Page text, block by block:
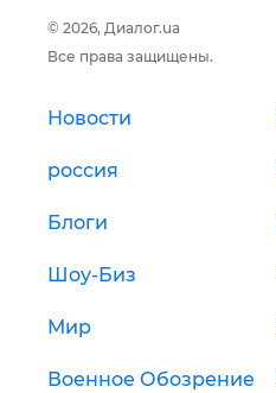
© 2026, Диалог.ua
Все права защищены.
Новости
россия
Блоги
Шоу-Биз
Мир
Военное Обозрение